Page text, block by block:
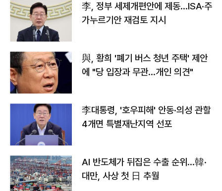
李, 정부 세제개편안에 제동…ISA·주
가누르기안 재검토 지시
與, 황희 '폐기 버스 청년 주택' 제안
에 "당 입장과 무관…개인 의견"
李대통령, '호우피해' 안동·의성 관할
4개면 특별재난지역 선포
AI 반도체가 뒤집은 수출 순위…韓·
대만, 사상 첫 日 추월